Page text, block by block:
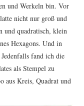
und Werkeln bin. Vor
nicht nur groß und
und quadratisch, klein
Hexagons. Und in
fand ich die
als Stempel zu
aus Kreis, Quadrat und